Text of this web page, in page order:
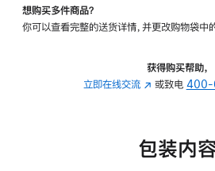
转
的
想购买多件商品？
你可以查看完整的送货详情，并更改购物袋中
获得购买帮助，
立即在线交流 (在
中
或致电 400-
包装内